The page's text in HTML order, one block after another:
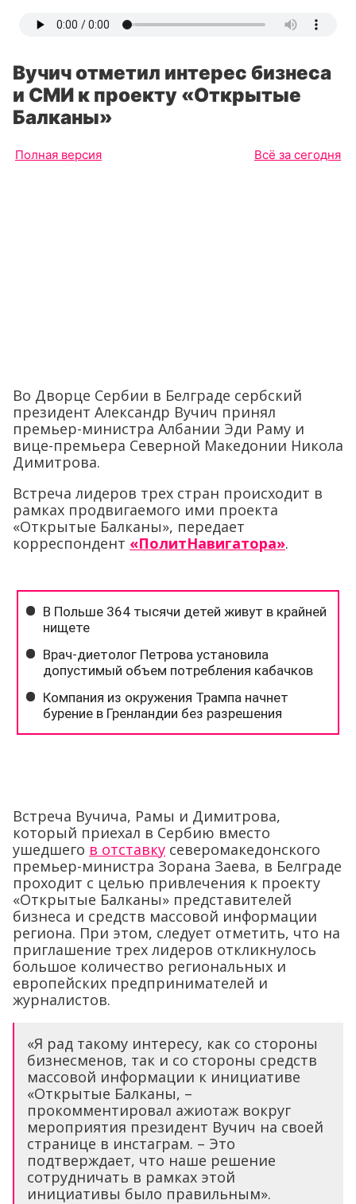
Вучич отметил интерес бизнеса
и СМИ к проекту «Открытые
Балканы»
Полная версия Всё за сегодня
Во Дворце Сербии в Белграде сербский
президент Александр Вучич принял
премьер-министра Албании Эди Раму и
вице-премьера Северной Македонии Никола
Димитрова.
Встреча лидеров трех стран происходит в
рамках продвигаемого ими проекта
«Открытые Балканы», передает
корреспондент «ПолитНавигатора».
Встреча Вучича, Рамы и Димитрова,
который приехал в Сербию вместо
ушедшего в отставку северомакедонского
премьер-министра Зорана Заева, в Белграде
проходит с целью привлечения к проекту
«Открытые Балканы» представителей
бизнеса и средств массовой информации
региона. При этом, следует отметить, что на
приглашение трех лидеров откликнулось
большое количество региональных и
европейских предпринимателей и
журналистов.
«Я рад такому интересу, как со стороны
бизнесменов, так и со стороны средств
массовой информации к инициативе
«Открытые Балканы, –
прокомментировал ажиотаж вокруг
мероприятия президент Вучич на своей
странице в инстаграм. – Это
подтверждает, что наше решение
сотрудничать в рамках этой
инициативы было правильным».